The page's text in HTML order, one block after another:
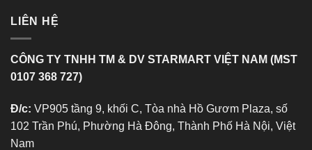
LIÊN HỆ
CÔNG TY TNHH TM & DV STARMART VIỆT NAM (MST
0107 368 727)
Đ/c: VP905 tầng 9, khối C, Tòa nhà Hồ Gươm Plaza, số
102 Trần Phú, Phường Hà Đông, Thành Phố Hà Nội, Việt
Nam